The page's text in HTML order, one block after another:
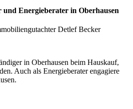
Energieberater in Oberhausen
in Oberhausen beim Hauskauf,
Auch als Energieberater engagiere